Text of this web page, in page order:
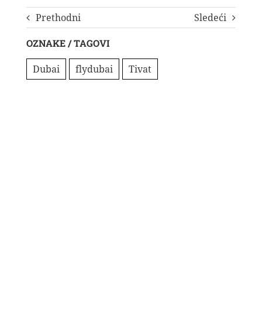
Prethodni Sledeći
OZNAKE / TAGOVI
Dubai flydubai Tivat